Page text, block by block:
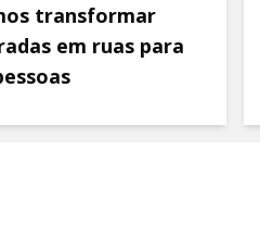
transformar
em ruas para